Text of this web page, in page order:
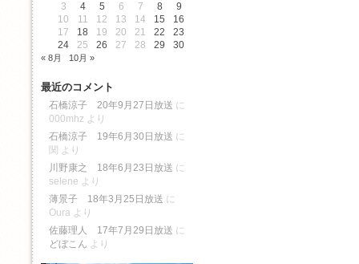
3
4 5 6 7 8
9
10
11 12 13 14 15
16
17
18 19 20 21 22
23
24
25 26 27 28 29 30
« 8月 10月 »
最近のコメント
石橋涼子 20年9月27日放送 に
000mhz より
石橋涼子 19年6月30日放送 に
関 より
川野康之 18年6月23日放送 に
selene より
薄景子 18年3月25日放送 に
Oura より
佐藤理人 17年7月29日放送 に
どぼこん より